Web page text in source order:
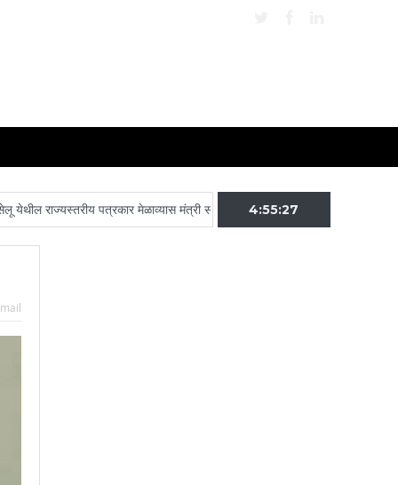
पत्रकार मेळाव्यास मंत्री संजय शिरसाट उपस्थित राहणार
4:55:28